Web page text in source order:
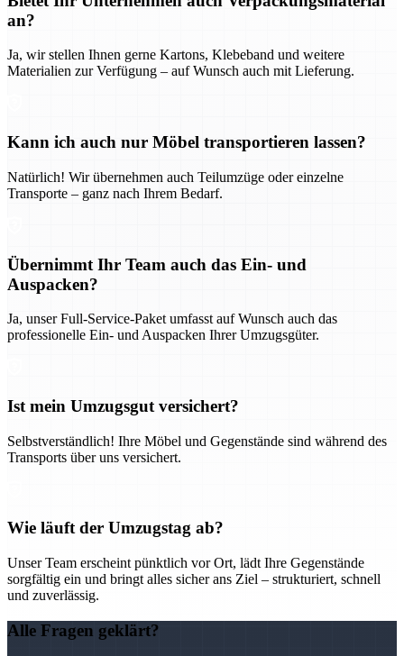
an?
Ja, wir stellen Ihnen gerne Kartons, Klebeband und weitere
Materialien zur Verfügung – auf Wunsch auch mit Lieferung.
Kann ich auch nur Möbel transportieren lassen?
Natürlich! Wir übernehmen auch Teilumzüge oder einzelne
Transporte – ganz nach Ihrem Bedarf.
Übernimmt Ihr Team auch das Ein- und
Auspacken?
Ja, unser Full-Service-Paket umfasst auf Wunsch auch das
professionelle Ein- und Auspacken Ihrer Umzugsgüter.
Ist mein Umzugsgut versichert?
Selbstverständlich! Ihre Möbel und Gegenstände sind während des
Transports über uns versichert.
Wie läuft der Umzugstag ab?
Unser Team erscheint pünktlich vor Ort, lädt Ihre Gegenstände
sorgfältig ein und bringt alles sicher ans Ziel – strukturiert, schnell
und zuverlässig.
Alle Fragen geklärt?